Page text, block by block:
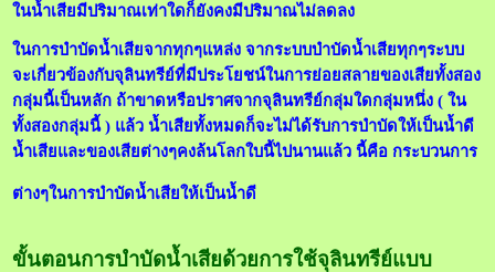
ในน้ำเสียมีปริมาณเท่าใดก็ยังคงมีปริมาณไม่ลดลง
ในการบำบัดน้ำเสียจากทุกๆแหล่ง จากระบบบำบัดน้ำเสียทุกๆระบบ
จะเกี่ยวข้องกับจุลินทรีย์ที่มีประโยชน์ในการย่อยสลายของเสียทั้งสอง
กลุ่มนี้เป็นหลัก ถ้าขาดหรือปราศจากจุลินทรีย์กลุ่มใดกลุ่มหนึ่ง ( ใน
ทั้งสองกลุ่มนี้ ) แล้ว น้ำเสียทั้งหมดก็จะไม่ได้รับการบำบัดให้เป็นน้ำดี
น้ำเสียและของเสียต่างๆคงล้นโลกใบนี้ไปนานแล้ว นี้คือ กระบวนการ
ต่างๆในการบำบัดน้ำเสียให้เป็นน้ำดี
ขั้นตอนการบำบัดน้ำเสียด้วยการใช้จุลินทรีย์แบบ